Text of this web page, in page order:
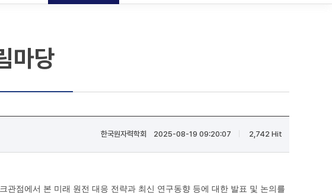
마당
한국원자력학회| 2025-08-19 09:20:07 2,742 Hit
관점에서 본 미래 원전 대응 전략과 최신 연구동향 등에 대한 발표 및 논의를